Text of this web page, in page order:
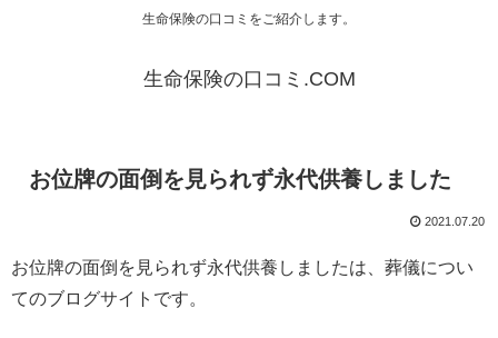
生命保険の口コミをご紹介します。
生命保険の口コミ.COM
お位牌の面倒を見られず永代供養しました
2021.07.20
お位牌の面倒を見られず永代供養しましたは、葬儀につい
てのブログサイトです。